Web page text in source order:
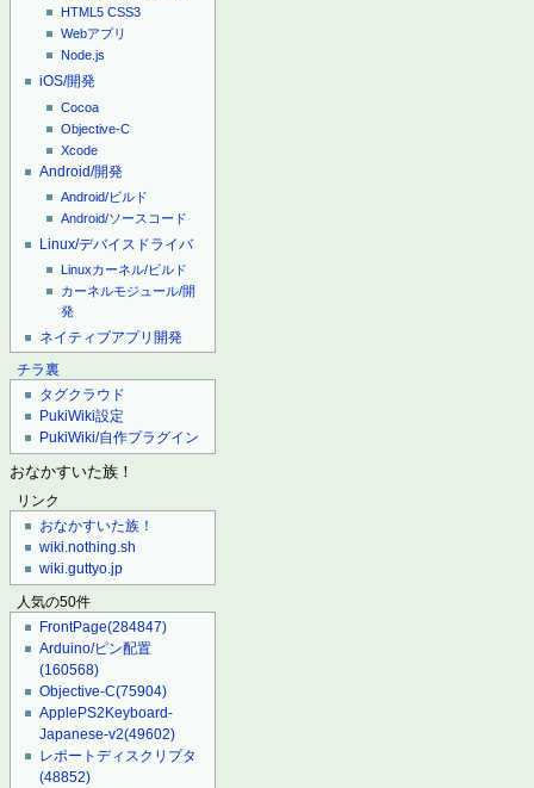
HTML5 CSS3
Webアプリ
Node.js
iOS/開発
Cocoa
Objective-C
Xcode
Android/開発
Android/ビルド
Android/ソースコード
Linux/デバイスドライバ
Linuxカーネル/ビルド
カーネルモジュール/開
発
ネイティブアプリ開発
チラ裏
タグクラウド
PukiWiki設定
PukiWiki/自作プラグイン
おなかすいた族！
リンク
おなかすいた族！
wiki.nothing.sh
wiki.guttyo.jp
人気の50件
FrontPage(284847)
Arduino/ピン配置
(160568)
Objective-C(75904)
ApplePS2Keyboard-
Japanese-v2(49602)
レポートディスクリプタ
(48852)